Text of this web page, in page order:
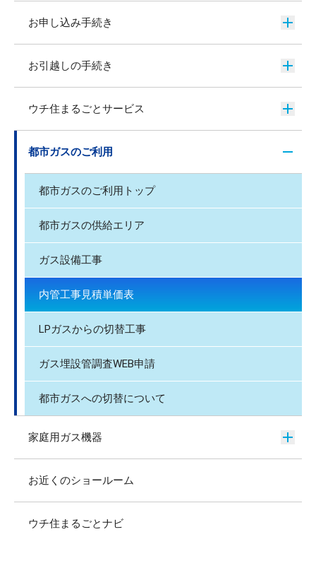
お申し込み手続き
お引越しの手続き
ウチ住まるごとサービス
都市ガスのご利用
都市ガスのご利用トップ
都市ガスの供給エリア
ガス設備工事
内管工事見積単価表
LPガスからの切替工事
ガス埋設管調査WEB申請
都市ガスへの切替について
家庭用ガス機器
お近くのショールーム
ウチ住まるごとナビ